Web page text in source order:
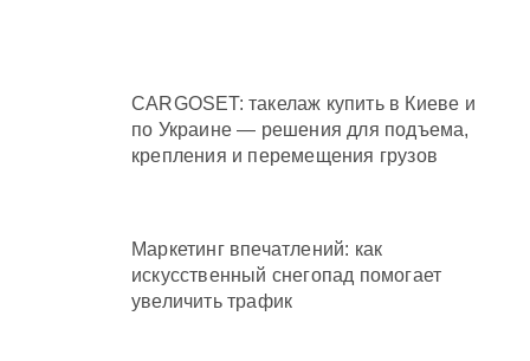
CARGOSET: такелаж купить в Киеве и
по Украине — решения для подъема,
крепления и перемещения грузов
Маркетинг впечатлений: как
искусственный снегопад помогает
увеличить трафик